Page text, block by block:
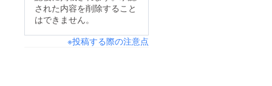
された内容を削除すること
はできません。
※投稿する際の注意点